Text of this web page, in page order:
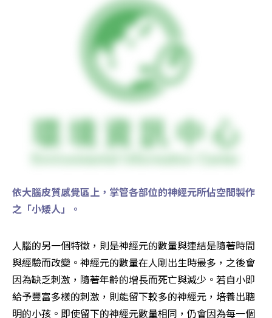
依大腦皮質感覺區上，掌管各部位的神經元所佔空間製作
之「小矮人」。
人腦的另一個特徵，則是神經元的數量與連結是隨著時間
與經驗而改變。神經元的數量在人剛出生時最多，之後會
因為缺乏刺激，隨著年齡的增長而死亡與減少。若自小即
給予豐富多樣的刺激，則能留下較多的神經元，培養出聰
明的小孩。即使留下的神經元數量相同，仍會因為每一個